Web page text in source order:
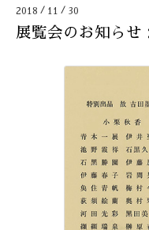
2018 / 11 / 30
展覧会のお知らせ